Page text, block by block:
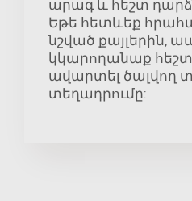
արագ և հեշտ
Եթե հետևեք
նշված քայլերին,
կկարողանաք
ավարտել ծալվող
տեղադրումը: